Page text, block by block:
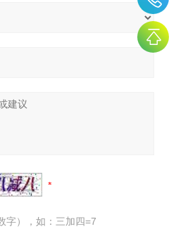
字），如：三加四=7